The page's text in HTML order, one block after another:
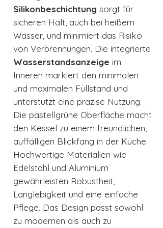
Silikonbeschichtung sorgt für
sicheren Halt, auch bei heißem
Wasser, und minimiert das Risiko
von Verbrennungen. Die integrierte
Wasserstandsanzeige im
Inneren markiert den minimalen
und maximalen Füllstand und
unterstützt eine präzise Nutzung.
Die pastellgrüne Oberfläche macht
den Kessel zu einem freundlichen,
auffälligen Blickfang in der Küche.
Hochwertige Materialien wie
Edelstahl und Aluminium
gewährleisten Robustheit,
Langlebigkeit und eine einfache
Pflege. Das Design passt sowohl
zu modernen als auch zu